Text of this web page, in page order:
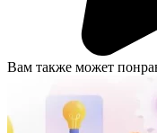
Вам также может